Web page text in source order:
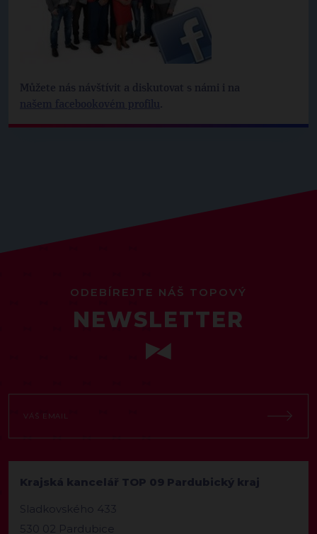
Můžete nás návštívit a diskutovat s námi i na
ODEBÍREJTE NÁŠ TOPOVÝ
NEWSLETTER
Krajská kancelář TOP 09 Pardubický kraj
Sladkovského 433
530 02 Pardubice